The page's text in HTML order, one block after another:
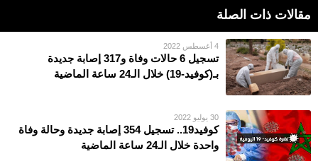
مقالات ذات الصلة
4 أغسطس 2022
تسجيل 6 حالات وفاة و317 إصابة جديدة
بـ(كوفيد-19) خلال الـ24 ساعة الماضية
30 يوليو 2022
كوفيد19.. تسجيل 354 إصابة جديدة وحالة وفاة
واحدة خلال الـ24 ساعة الماضية